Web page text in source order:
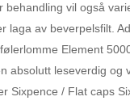
behandling vil også
laga av beverpelsfilt.
Element
absolutt leseverdig
Sixpence / Flat caps